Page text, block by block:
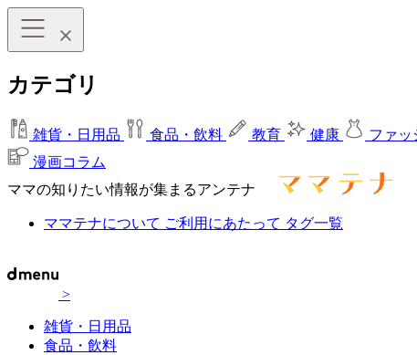
カテゴリ
雑貨・日用品 食品・飲料 教育 健康 ファッ
漫画コラム
ママの知りたい情報が集まるアンテナ
ママテナについて ご利用にあたって タグ一覧
>
雑貨・日用品
食品・飲料